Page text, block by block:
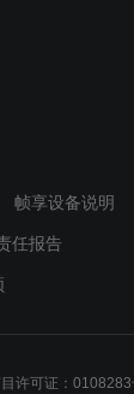
帧享设备说明
任报告
许可证：0108283